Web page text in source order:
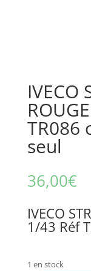
IVECO
TR086
seul
36,00€
IVECO
1/43 Réf
1 en stock